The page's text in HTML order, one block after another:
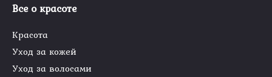
Все о красоте
Красота
Уход за кожей
Уход за волосами